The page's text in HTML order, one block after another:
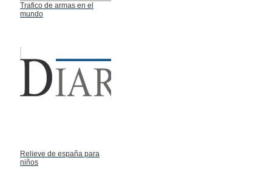
Trafico de armas en el
mundo
Relieve de españa para
niños